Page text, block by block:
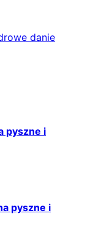
danie
pyszne i
pyszne i